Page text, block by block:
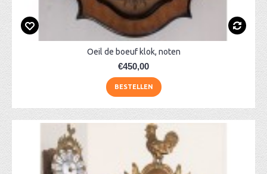
Oeil de boeuf klok, noten
€450,00
BESTELLEN